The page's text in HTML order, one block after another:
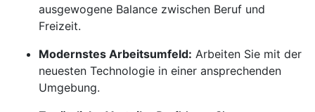
ausgewogene Balance zwischen Beruf und
Freizeit.
Modernstes Arbeitsumfeld: Arbeiten Sie mit der
neuesten Technologie in einer ansprechenden
Umgebung.